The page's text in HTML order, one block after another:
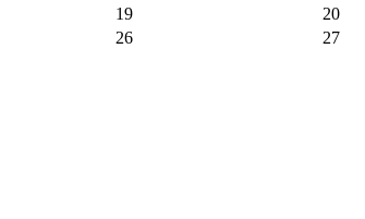
19 20
26 27